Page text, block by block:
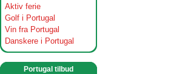
Aktiv ferie
Golf i Portugal
Vin fra Portugal
Danskere i Portugal
Portugal tilbud